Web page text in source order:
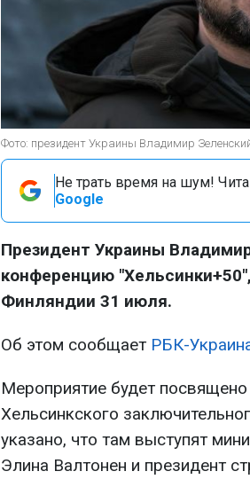
Фото: президент Украины Владимир
Не трать время на шум!
Google
Президент Украины
конференцию
Финляндии 31 июля.
Об этом сообщает РБК-
Мероприятие будет
Хельсинкского
указано, что там выступят
Элина Валтонен и президент